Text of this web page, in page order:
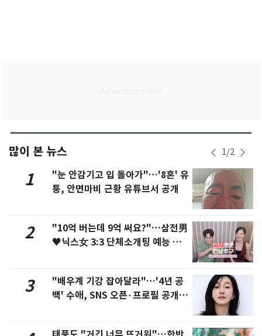
많이 본 뉴스 1/2
1
"눈 안감기고 입 돌아가"…'8혼' 유
퉁, 안면마비 근황 유튜브서 공개
2
"10억 버는데 9억 써요?"…삼전男
♥닉스女 3:3 단체소개팅 예능 화
3
"배우계 기강 잡아달라"…'4년 공
백' 수애, SNS 오픈·프로필 공개